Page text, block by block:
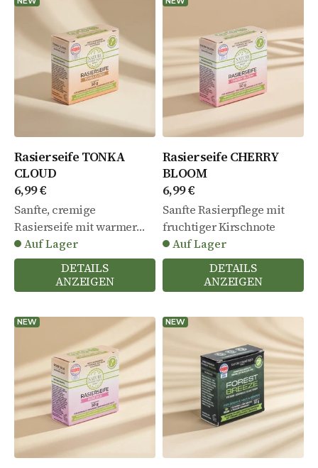
Rasierseife TONKA
CLOUD
Angebot
6,99 €
Sanfte, cremige
Rasierseife mit warmer
Tonkanote
Auf Lager
DETAILS
ANZEIGEN
Rasierseife CHERRY
BLOOM
Angebot
6,99 €
Sanfte Rasierpflege mit
fruchtiger Kirschnote
Auf Lager
DETAILS
ANZEIGEN
NEW NEW